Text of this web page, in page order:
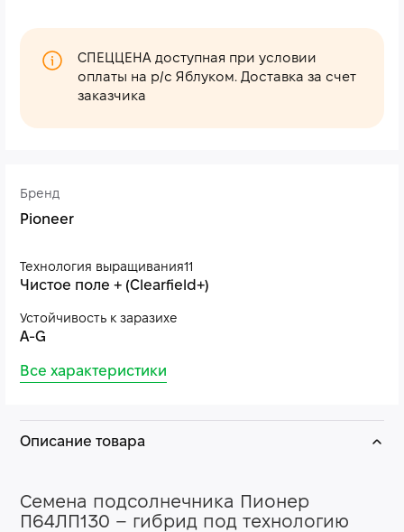
Бренд
Pioneer
Технология выращивания11
Чистое поле + (Clearfield+)
Устойчивость к заразихе
A-G
Все характеристики
СПЕЦЦЕНА доступная при условии
оплаты на р/с Яблуком. Доставка за счет
заказчика
Описание товара
Семена подсолнечника Пионер
П64ЛП130 – гибрид под технологию